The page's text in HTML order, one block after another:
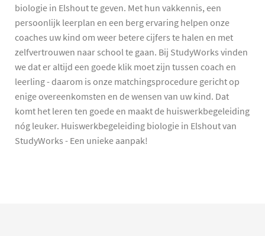
biologie in Elshout te geven. Met hun vakkennis, een
persoonlijk leerplan en een berg ervaring helpen onze
coaches uw kind om weer betere cijfers te halen en met
zelfvertrouwen naar school te gaan. Bij StudyWorks vinden
we dat er altijd een goede klik moet zijn tussen coach en
leerling - daarom is onze matchingsprocedure gericht op
enige overeenkomsten en de wensen van uw kind. Dat
komt het leren ten goede en maakt de huiswerkbegeleiding
nóg leuker. Huiswerkbegeleiding biologie in Elshout van
StudyWorks - Een unieke aanpak!